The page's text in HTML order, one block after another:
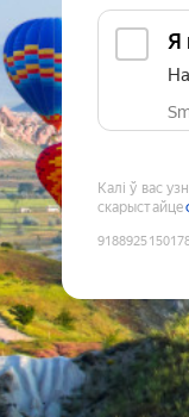
Я
Калі ў вас
скарыстайце